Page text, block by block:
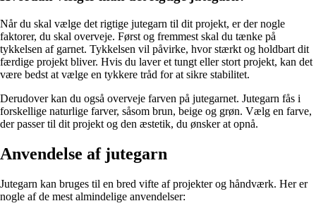
Når du skal vælge det rigtige jutegarn til dit projekt, er der nogle
faktorer, du skal overveje. Først og fremmest skal du tænke på
tykkelsen af garnet. Tykkelsen vil påvirke, hvor stærkt og holdbart dit
færdige projekt bliver. Hvis du laver et tungt eller stort projekt, kan det
være bedst at vælge en tykkere tråd for at sikre stabilitet.
Derudover kan du også overveje farven på jutegarnet. Jutegarn fås i
forskellige naturlige farver, såsom brun, beige og grøn. Vælg en farve,
der passer til dit projekt og den æstetik, du ønsker at opnå.
Anvendelse af jutegarn
Jutegarn kan bruges til en bred vifte af projekter og håndværk. Her er
nogle af de mest almindelige anvendelser: